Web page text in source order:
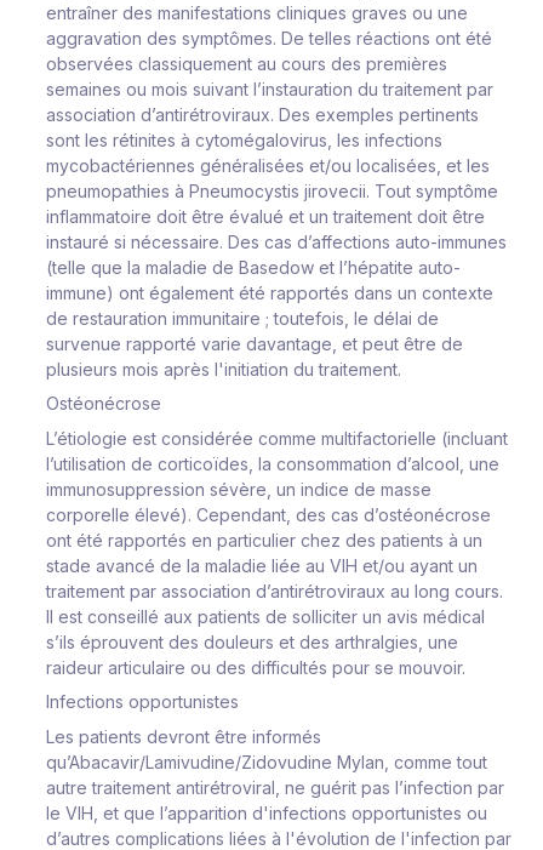
entraîner des manifestations cliniques graves ou une
aggravation des symptômes. De telles réactions ont été
observées classiquement au cours des premières
semaines ou mois suivant l’instauration du traitement par
association d’antirétroviraux. Des exemples pertinents
sont les rétinites à cytomégalovirus, les infections
mycobactériennes généralisées et/ou localisées, et les
pneumopathies à Pneumocystis jirovecii. Tout symptôme
inflammatoire doit être évalué et un traitement doit être
instauré si nécessaire. Des cas d’affections auto-immunes
(telle que la maladie de Basedow et l’hépatite auto-
immune) ont également été rapportés dans un contexte
de restauration immunitaire ; toutefois, le délai de
survenue rapporté varie davantage, et peut être de
plusieurs mois après l'initiation du traitement.
Ostéonécrose
L’étiologie est considérée comme multifactorielle (incluant
l’utilisation de corticoïdes, la consommation d’alcool, une
immunosuppression sévère, un indice de masse
corporelle élevé). Cependant, des cas d’ostéonécrose
ont été rapportés en particulier chez des patients à un
stade avancé de la maladie liée au VIH et/ou ayant un
traitement par association d’antirétroviraux au long cours.
Il est conseillé aux patients de solliciter un avis médical
s’ils éprouvent des douleurs et des arthralgies, une
raideur articulaire ou des difficultés pour se mouvoir.
Infections opportunistes
Les patients devront être informés
qu’Abacavir/Lamivudine/Zidovudine Mylan, comme tout
autre traitement antirétroviral, ne guérit pas l’infection par
le VIH, et que l’apparition d'infections opportunistes ou
d’autres complications liées à l'évolution de l'infection par